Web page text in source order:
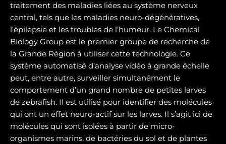
traitement des maladies liées au système nerveux
central, tels que les maladies neuro-dégénératives,
l’épilepsie et les troubles de l’humeur. Le Chemical
Biology Group est le premier groupe de recherche de
la Grande Région à utiliser cette technologie. Ce
système automatisé d’analyse vidéo à grande échelle
peut, entre autre, surveiller simultanément le
comportement d’un grand nombre de petites larves
de zebrafish. Il est utilisé pour identifier des molécules
qui ont un effet neuro-actif sur les larves. Il s’agit ici de
molécules qui sont isolées à partir de micro-
organismes marins, de bactéries du sol et de plantes